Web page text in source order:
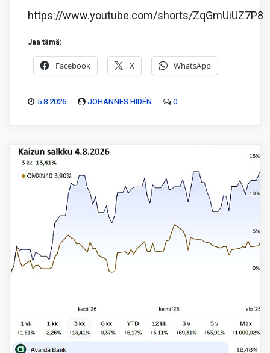
https://www.youtube.com/shorts/ZqGmUiUZ7P8
Jaa tämä:
Facebook X WhatsApp
5.8.2026 JOHANNES HIDÉN 0